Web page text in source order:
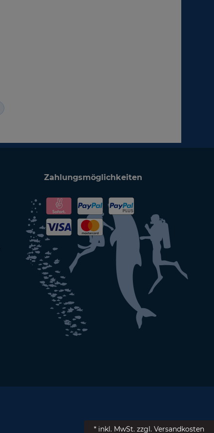
Zahlungsmöglichkeiten
* inkl. MwSt. zzgl. Versandkosten